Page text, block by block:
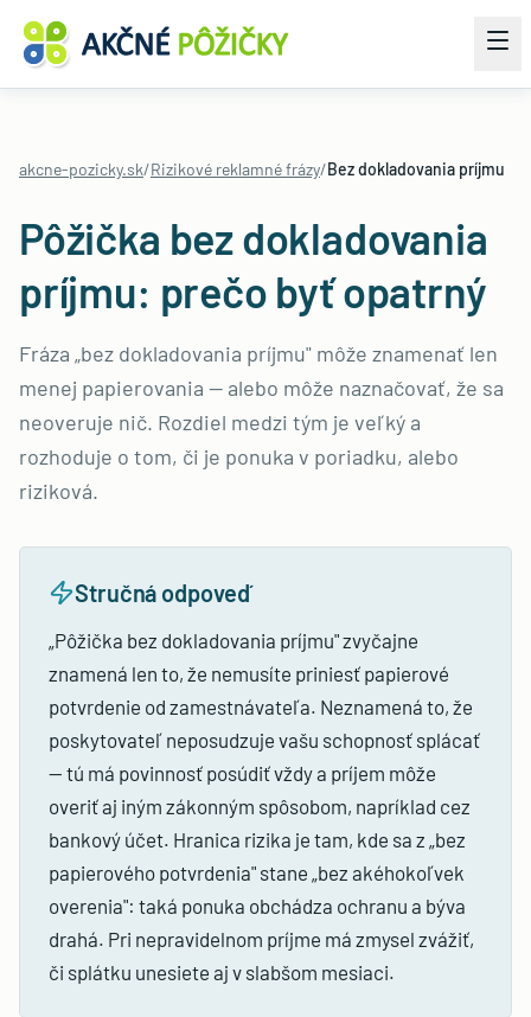
akcne-pozicky.sk/Rizikové reklamné frázy/Bez dokladovania príjmu
Pôžička bez dokladovania
príjmu: prečo byť opatrný
Fráza „bez dokladovania príjmu" môže znamenať len
menej papierovania — alebo môže naznačovať, že sa
neoveruje nič. Rozdiel medzi tým je veľký a
rozhoduje o tom, či je ponuka v poriadku, alebo
riziková.
Stručná odpoveď
„Pôžička bez dokladovania príjmu" zvyčajne
znamená len to, že nemusíte priniesť papierové
potvrdenie od zamestnávateľa. Neznamená to, že
poskytovateľ neposudzuje vašu schopnosť splácať
— tú má povinnosť posúdiť vždy a príjem môže
overiť aj iným zákonným spôsobom, napríklad cez
bankový účet. Hranica rizika je tam, kde sa z „bez
papierového potvrdenia" stane „bez akéhokoľvek
overenia": taká ponuka obchádza ochranu a býva
drahá. Pri nepravidelnom príjme má zmysel zvážiť,
či splátku unesiete aj v slabšom mesiaci.